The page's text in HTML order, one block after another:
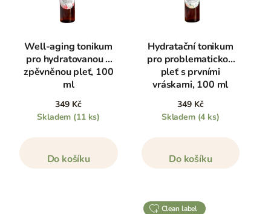
Well-aging tonikum
pro hydratovanou a
zpěvněnou pleť, 100
ml
349 Kč
Skladem (11 ks)
Do košíku
Hydratační tonikum
pro problematickou
pleť s prvními
vráskami, 100 ml
349 Kč
Skladem (4 ks)
Do košíku
clean label